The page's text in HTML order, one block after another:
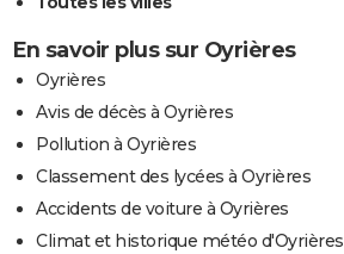
En savoir plus sur Oyrières
Oyrières
Avis de décès à Oyrières
Pollution à Oyrières
Classement des lycées à Oyrières
Accidents de voiture à Oyrières
Climat et historique météo d'Oyrières